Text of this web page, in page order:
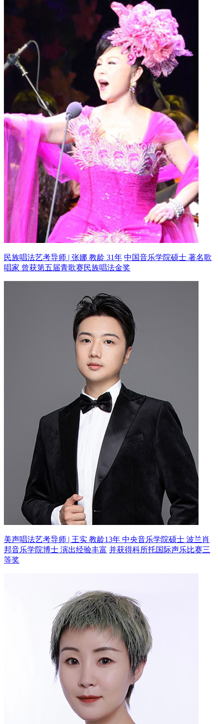
民族唱法艺考导师 | 张娜 教龄 31年 中国音乐学院硕士 著名歌
唱家 曾获第五届青歌赛民族唱法金奖
美声唱法艺考导师 | 王实 教龄13年 中央音乐学院硕士 波兰肖
邦音乐学院博士 演出经验丰富 并获得科所托国际声乐比赛三
等奖